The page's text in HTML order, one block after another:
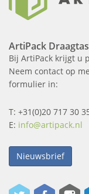
ArtiPack
Bij ArtiPack krijgt u
Neem contact op
formulier in:
T: +31(0)20 717 30
E: info@artipack.nl
Nieuwsbrief